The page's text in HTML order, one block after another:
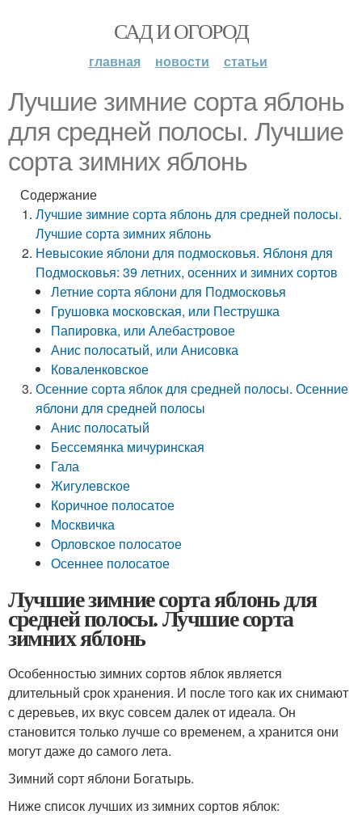
САД И ОГОРОД
главная новости статьи
Лучшие зимние сорта яблонь
для средней полосы. Лучшие
сорта зимних яблонь
Содержание
Лучшие зимние сорта яблонь для средней полосы.
Лучшие сорта зимних яблонь
Невысокие яблони для подмосковья. Яблоня для
Подмосковья: 39 летних, осенних и зимних сортов
Летние сорта яблони для Подмосковья
Грушовка московская, или Пеструшка
Папировка, или Алебастровое
Анис полосатый, или Анисовка
Коваленковское
Осенние сорта яблок для средней полосы. Осенние
яблони для средней полосы
Анис полосатый
Бессемянка мичуринская
Гала
Жигулевское
Коричное полосатое
Москвичка
Орловское полосатое
Осеннее полосатое
Лучшие зимние сорта яблонь для
средней полосы. Лучшие сорта
зимних яблонь
Особенностью зимних сортов яблок является
длительный срок хранения. И после того как их снимают
с деревьев, их вкус совсем далек от идеала. Он
становится только лучше со временем, а хранится они
могут даже до самого лета.
Зимний сорт яблони Богатырь.
Ниже список лучших из зимних сортов яблок: